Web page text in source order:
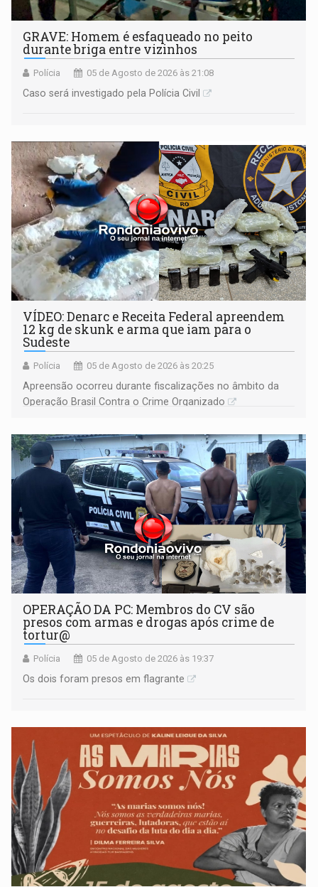
GRAVE: Homem é esfaqueado no peito
durante briga entre vizinhos
Polícia 05 de Agosto de 2026 às 21:08
Caso será investigado pela Polícia Civil
VÍDEO: Denarc e Receita Federal apreendem
12 kg de skunk e arma que iam para o
Sudeste
Polícia 05 de Agosto de 2026 às 20:25
Apreensão ocorreu durante fiscalizações no âmbito da
Operação Brasil Contra o Crime Organizado
OPERAÇÃO DA PC: Membros do CV são
presos com armas e drogas após crime de
tortur@
Polícia 05 de Agosto de 2026 às 19:37
Os dois foram presos em flagrante